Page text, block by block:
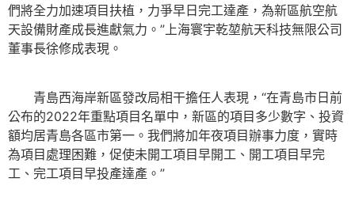
們將全力加速項目扶植，力爭早日完工達產，為新區航空航
天設備財產成長進獻氣力。”上海寰宇乾堃航天科技無限公司
董事長徐修成表現。
青島西海岸新區發改局相干擔任人表現，“在青島市日前
公布的2022年重點項目名單中，新區的項目多少數字、投資
額均居青島各區市第一。我們將加年夜項目辦事力度，實時
為項目處理困難，促使未開工項目早開工、開工項目早完
工、完工項目早投產達產。”